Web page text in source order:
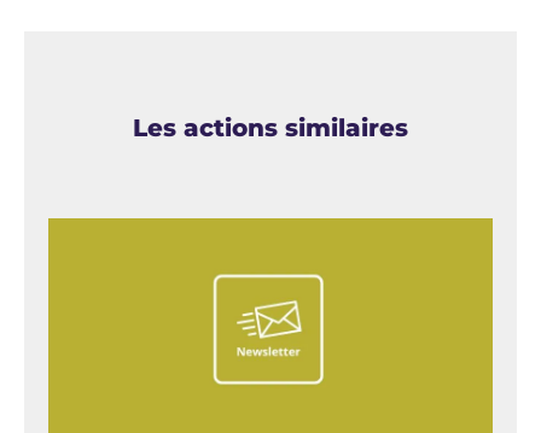
Les actions similaires